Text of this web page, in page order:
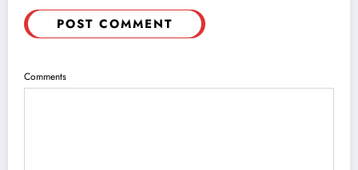
POST COMMENT
Comments